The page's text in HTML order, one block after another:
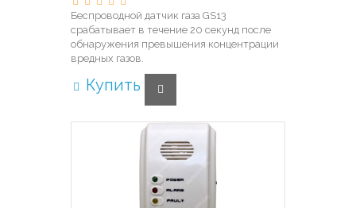
Беспроводной датчик газа GS13
срабатывает в течение 20 секунд после
обнаружения превышения концентрации
вредных газов.
Купить